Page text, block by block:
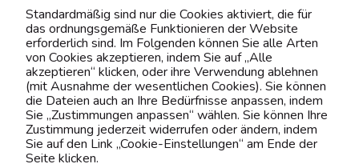
Kontaktiere uns!
0151 12200811
shop@yourhouse24.eu
Mo. - Fr. 07:00-15:00
Standardmäßig sind nur die Cookies aktiviert, die für
das ordnungsgemäße Funktionieren der Website
erforderlich sind. Im Folgenden können Sie alle Arten
von Cookies akzeptieren, indem Sie auf „Alle
akzeptieren“ klicken, oder ihre Verwendung ablehnen
(mit Ausnahme der wesentlichen Cookies). Sie können
die Dateien auch an Ihre Bedürfnisse anpassen, indem
Sie „Zustimmungen anpassen“ wählen. Sie können Ihre
Zustimmung jederzeit widerrufen oder ändern, indem
Sie auf den Link „Cookie-Einstellungen“ am Ende der
Seite klicken.